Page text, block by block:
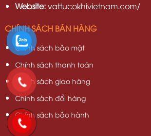
Website:vattucokhivietnam.com/
CHÍNH SÁCH BÁN HÀNG
Chính sách bảo mật
Chính sách thanh toán
Chính sách giao hàng
Chinh sách đổi hàng
Chính sách bảo hành